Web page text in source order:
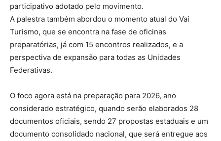
participativo adotado pelo movimento.
A palestra também abordou o momento atual do Vai
Turismo, que se encontra na fase de oficinas
preparatórias, já com 15 encontros realizados, e a
perspectiva de expansão para todas as Unidades
Federativas.
O foco agora está na preparação para 2026, ano
considerado estratégico, quando serão elaborados 28
documentos oficiais, sendo 27 propostas estaduais e um
documento consolidado nacional, que será entregue aos